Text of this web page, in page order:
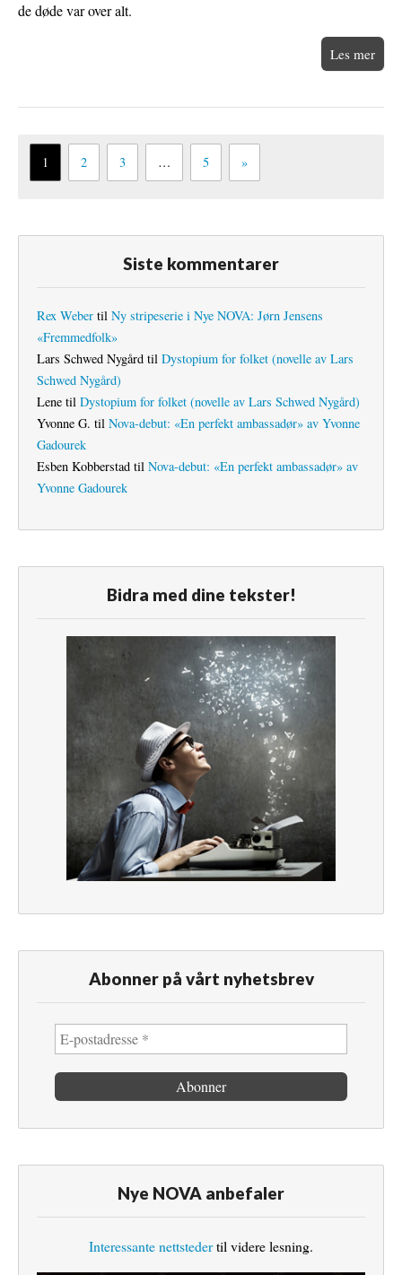
de døde var over alt.
Les mer
1 2 3 … 5 »
Siste kommentarer
Rex Weber til Ny stripeserie i Nye NOVA: Jørn Jensens
«Fremmedfolk»
Lars Schwed Nygård til Dystopium for folket (novelle av Lars
Schwed Nygård)
Lene til Dystopium for folket (novelle av Lars Schwed Nygård)
Yvonne G. til Nova-debut: «En perfekt ambassadør» av Yvonne
Gadourek
Esben Kobberstad til Nova-debut: «En perfekt ambassadør» av
Yvonne Gadourek
Bidra med dine tekster!
Abonner på vårt nyhetsbrev
Nye NOVA anbefaler
Interessante nettstedertil videre lesning.